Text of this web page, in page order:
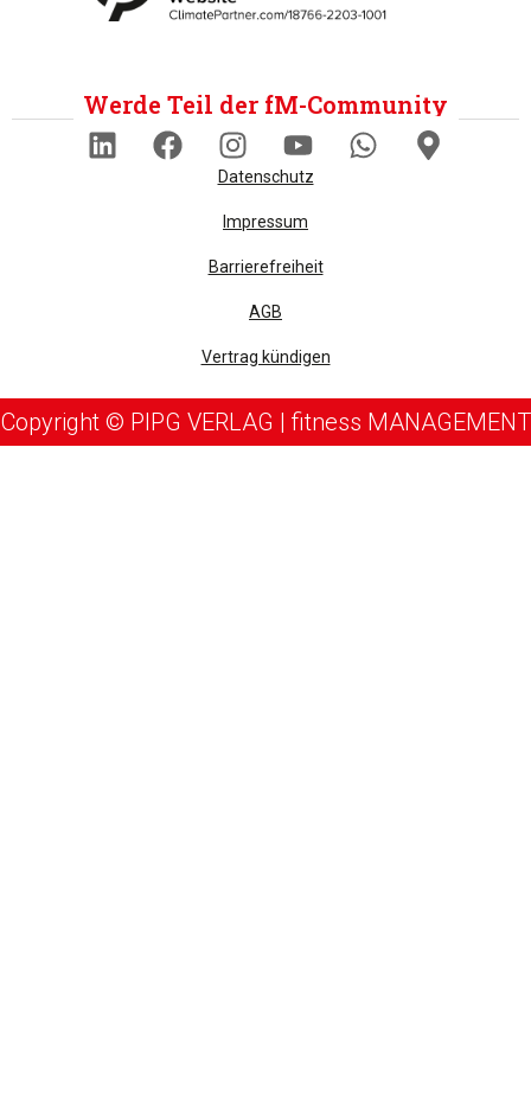
Werde Teil der fM-Community
Datenschutz
Impressum
Barrierefreiheit
AGB
Vertrag kündigen
Copyright © PIPG VERLAG | fitness MANAGEMENT